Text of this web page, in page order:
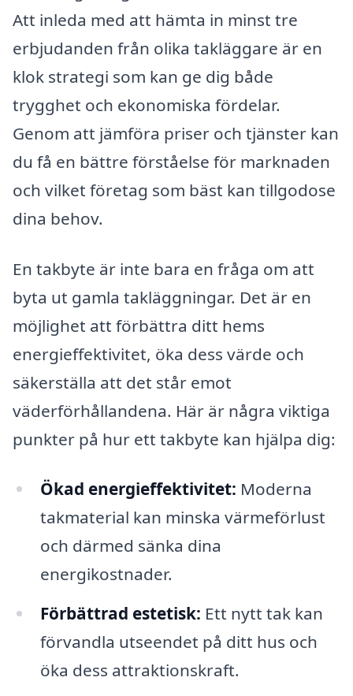
Att inleda med att hämta in minst tre
erbjudanden från olika takläggare är en
klok strategi som kan ge dig både
trygghet och ekonomiska fördelar.
Genom att jämföra priser och tjänster kan
du få en bättre förståelse för marknaden
och vilket företag som bäst kan tillgodose
dina behov.
En takbyte är inte bara en fråga om att
byta ut gamla takläggningar. Det är en
möjlighet att förbättra ditt hems
energieffektivitet, öka dess värde och
säkerställa att det står emot
väderförhållandena. Här är några viktiga
punkter på hur ett takbyte kan hjälpa dig:
Ökad energieffektivitet: Moderna
takmaterial kan minska värmeförlust
och därmed sänka dina
energikostnader.
Förbättrad estetisk: Ett nytt tak kan
förvandla utseendet på ditt hus och
öka dess attraktionskraft.